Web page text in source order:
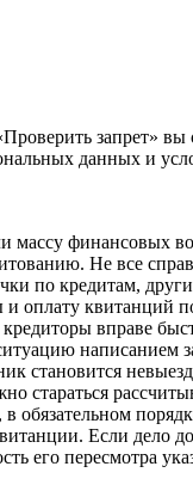
запрет» вы
данных и
массу финансовых
Не все
по кредитам,
и оплату квитанций
вправе
написанием
становится
стараться
обязательном
Если дело
его пересмотра